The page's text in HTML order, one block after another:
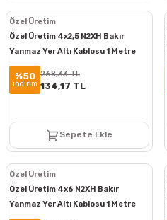
Özel Üretim
Özel Üretim 4x2,5 N2XH Bakır
Yanmaz Yer Altı Kablosu 1 Metre
%50
indirim
268,33 TL
134,17 TL
Sepete Ekle
Özel Üretim
Özel Üretim 4x6 N2XH Bakır
Yanmaz Yer Altı Kablosu 1 Metre